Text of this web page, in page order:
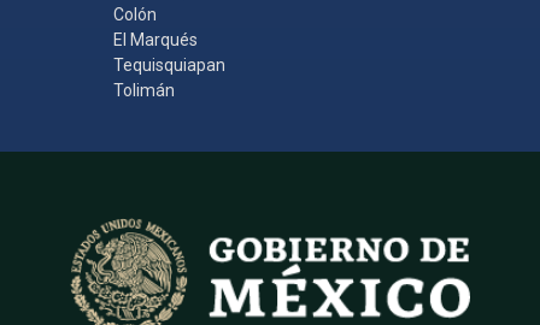
Colón
El Marqués
Tequisquiapan
Tolimán